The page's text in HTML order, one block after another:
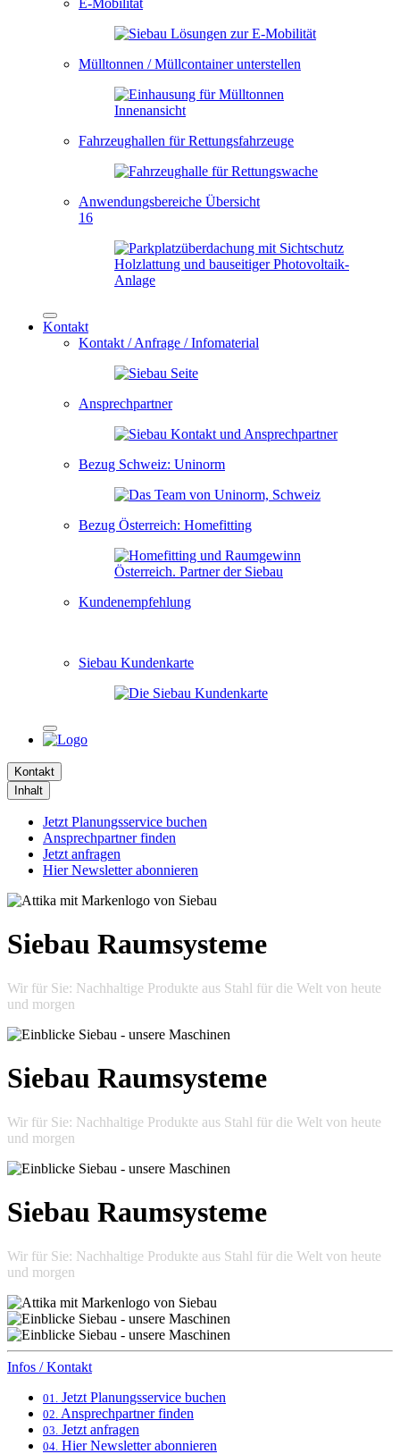
E-Mobilität
Mülltonnen / Müllcontainer unterstellen
Fahrzeughallen für Rettungsfahrzeuge
Anwendungsbereiche Übersicht
16
Kontakt
Kontakt / Anfrage / Infomaterial
Ansprechpartner
Bezug Schweiz: Uninorm
Bezug Österreich: Homefitting
Kundenempfehlung
Siebau Kundenkarte
Kontakt
Inhalt
Jetzt Planungsservice buchen
Ansprechpartner finden
Jetzt anfragen
Hier Newsletter abonnieren
Siebau Raumsysteme
Wir für Sie: Nachhaltige Produkte aus Stahl für die Welt von heute
und morgen
Siebau Raumsysteme
Wir für Sie: Nachhaltige Produkte aus Stahl für die Welt von heute
und morgen
Siebau Raumsysteme
Wir für Sie: Nachhaltige Produkte aus Stahl für die Welt von heute
und morgen
Infos / Kontakt
01. Jetzt Planungsservice buchen
02. Ansprechpartner finden
03. Jetzt anfragen
04. Hier Newsletter abonnieren